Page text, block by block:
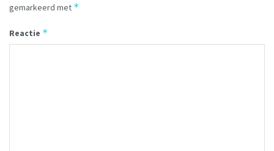
gemarkeerd met *
Reactie *